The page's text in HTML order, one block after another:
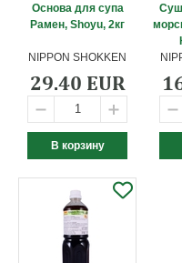
Основа для супа
Рамен, Shoyu, 2кг
NIPPON SHOKKEN
29.40 EUR